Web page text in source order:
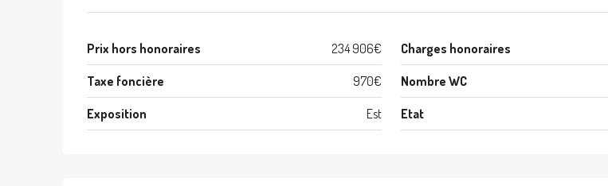
Prix hors honoraires 234 906€ Charges honoraires
Taxe foncière 970€ Nombre WC
Exposition Est Etat